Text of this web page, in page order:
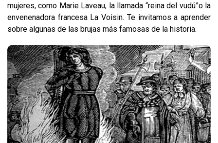
mujeres, como Marie Laveau, la llamada “reina del vudú”o la
envenenadora francesa La Voisin. Te invitamos a aprender
sobre algunas de las brujas más famosas de la historia.